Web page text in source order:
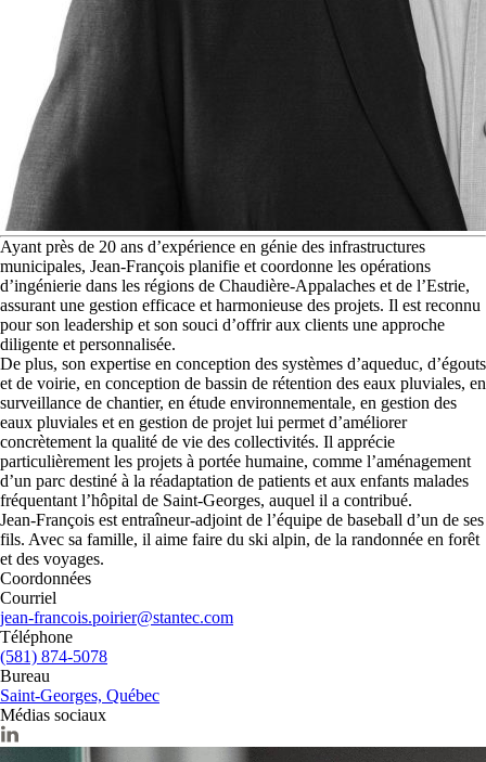
Ayant près de 20 ans d’expérience en génie des infrastructures
municipales, Jean-François planifie et coordonne les opérations
d’ingénierie dans les régions de Chaudière-Appalaches et de l’Estrie,
assurant une gestion efficace et harmonieuse des projets. Il est reconnu
pour son leadership et son souci d’offrir aux clients une approche
diligente et personnalisée.
De plus, son expertise en conception des systèmes d’aqueduc, d’égouts
et de voirie, en conception de bassin de rétention des eaux pluviales, en
surveillance de chantier, en étude environnementale, en gestion des
eaux pluviales et en gestion de projet lui permet d’améliorer
concrètement la qualité de vie des collectivités. Il apprécie
particulièrement les projets à portée humaine, comme l’aménagement
d’un parc destiné à la réadaptation de patients et aux enfants malades
fréquentant l’hôpital de Saint-Georges, auquel il a contribué.
Jean-François est entraîneur-adjoint de l’équipe de baseball d’un de ses
fils. Avec sa famille, il aime faire du ski alpin, de la randonnée en forêt
et des voyages.
Coordonnées
Courriel
jean-francois.poirier@stantec.com
Téléphone
(581) 874-5078
Bureau
Saint-Georges, Québec
Médias sociaux